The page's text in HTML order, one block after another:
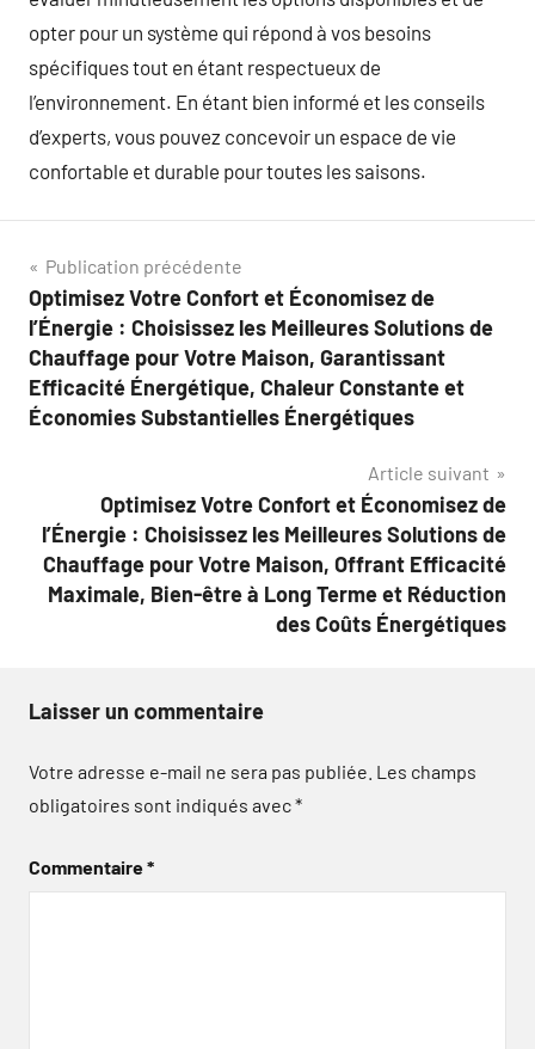
opter pour un système qui répond à vos besoins
spécifiques tout en étant respectueux de
l’environnement. En étant bien informé et les conseils
d’experts, vous pouvez concevoir un espace de vie
confortable et durable pour toutes les saisons.
Navigation
de
l’article
Publication précédente
Optimisez Votre Confort et Économisez de
l’Énergie : Choisissez les Meilleures Solutions de
Chauffage pour Votre Maison, Garantissant
Efficacité Énergétique, Chaleur Constante et
Économies Substantielles Énergétiques
Article suivant
Optimisez Votre Confort et Économisez de
l’Énergie : Choisissez les Meilleures Solutions de
Chauffage pour Votre Maison, Offrant Efficacité
Maximale, Bien-être à Long Terme et Réduction
des Coûts Énergétiques
Laisser un commentaire
Votre adresse e-mail ne sera pas publiée. Les champs
obligatoires sont indiqués avec*
Commentaire*